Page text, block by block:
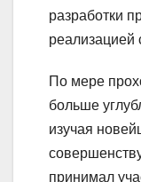
разработки
реализацией
По мере
больше
изучая
принимал